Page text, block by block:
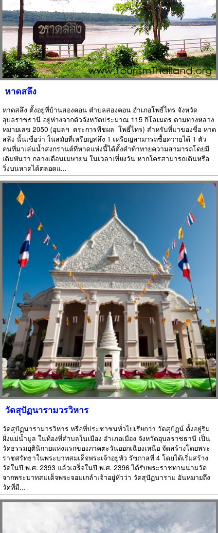
หาดสลึง
หาดสลึง ตั้งอยู่ที่บ้านสองคอน ตำบลสองคอน อำเภอโพธิ์ไทร จังหวัด
อุบลราชธานี อยู่ห่างจากตัวจังหวัดประมาณ 115 กิโลเมตร ตามทางหลวง
หมายเลข 2050 (อุบลฯ  ตระการพืชผล  โพธิ์ไทร) สำหรับที่มาของชื่อ หาด
สลึง นั้นเชื่อว่า ในสมัยที่เหรียญสลึง 1 เหรียญสามารถซื้อควายได้ 1 ตัว
คนที่มาเล่นน้ำสงกรานต์ที่หาดแห่งนี้ได้ตั้งคำท้าทายความสามารถโดยมี
เดิมพันว่า กลางเดือนเมษายน ในเวลาเที่ยงวัน หากใครสามารถเดินหรือ
วิ่งบนหาดได้ตลอดแ...
วัดสุปัฏนารามวรวิหาร
วัดสุปัฏนารามวรวิหาร หรือที่ประชาชนทั่วไปเรียกว่า วัดสุปัฏน์ ตั้งอยู่ริม
ฝั่งแม่น้ำมูล ในท้องที่ตำบลในเมือง อำเภอเมือง จังหวัดอุบลราชธานี เป็น
วัดธรรมยุตินิกายแห่งแรกของภาคตะวันออกเฉียงเหนือ จัดสร้างโดยพระ
ราชศรัทธาในพระบาทสมเด็จพระเจ้าอยู่หัว รัชกาลที่ 4 โดยได้เริ่มสร้าง
วัดในปี พ.ศ. 2393 แล้วเสร็จในปี พ.ศ. 2396 ได้รับพระราชทานนามวัด
จากพระบาทสมเด็จพระจอมเกล้าเจ้าอยู่หัวว่า วัดสุปัฏนาราม อันหมายถึง
วัดที่มี...